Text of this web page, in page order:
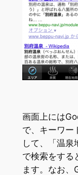
画面上には
で、キーワー
して、「温泉
で検索をする
ます。なお